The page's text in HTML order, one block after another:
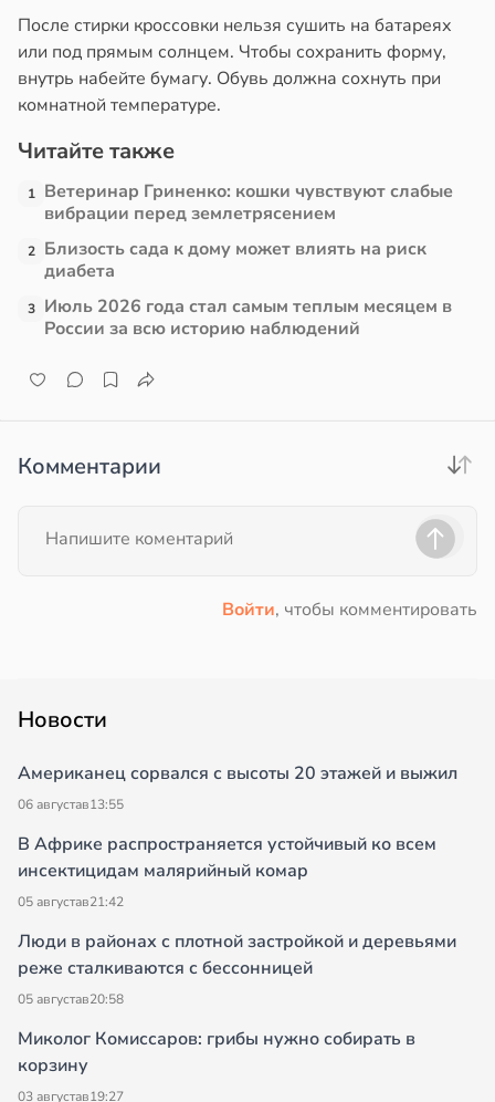
в17:21
После стирки кроссовки нельзя сушить на батареях
или под прямым солнцем. Чтобы сохранить форму,
внутрь набейте бумагу. Обувь должна сохнуть при
комнатной температуре.
Читайте также
1 Ветеринар Гриненко: кошки чувствуют слабые
вибрации перед землетрясением
2 Близость сада к дому может влиять на риск
диабета
3 Июль 2026 года стал самым теплым месяцем в
России за всю историю наблюдений
Комментарии
Войти, чтобы комментировать
Новости
Американец сорвался с высоты 20 этажей и выжил
06 августав13:55
В Африке распространяется устойчивый ко всем
инсектицидам малярийный комар
05 августав21:42
Люди в районах с плотной застройкой и деревьями
реже сталкиваются с бессонницей
05 августав20:58
Миколог Комиссаров: грибы нужно собирать в
корзину
03 августав19:27